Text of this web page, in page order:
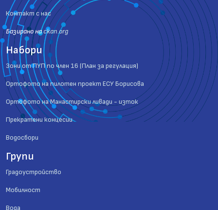
Контакт с нас
Базиранo наckan.org
Набори
Зони от ПУП по член 16 (План за регулация)
Ортофото на пилотен проект ЕСУ Борисова
Ортофото на Манастирски ливади - изток
Прекратени концесии
Водосбори
Групи
Градоустройство
Мобилност
Вода